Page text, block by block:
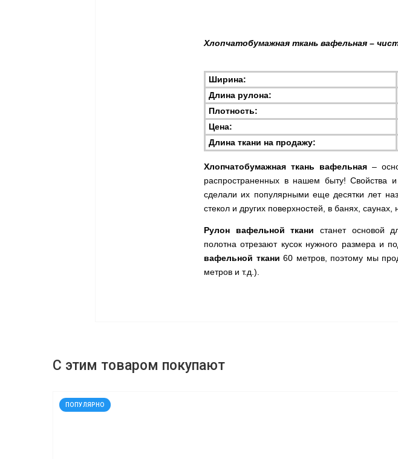
Хлопчатобумажная ткань вафельная –
Ширина:
Длина рулона:
Плотность:
Цена:
Длина ткани на продажу:
Хлопчатобумажная ткань вафельная –
распространенных в нашем быту! Свойства
сделали их популярными еще десятки лет
стекол и других поверхностей, в банях,
Рулон вафельной ткани станет основой
полотна отрезают кусок нужного размера и
вафельной ткани 60 метров, поэтому мы
метров и т.д.).
С этим товаром покупают
ПОПУЛЯРНО
код: 91637